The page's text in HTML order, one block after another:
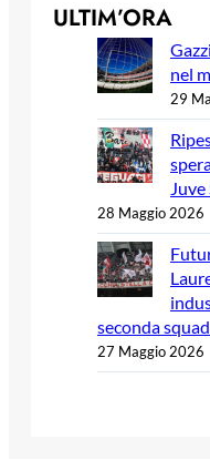
ULTIM’ORA
nel
29
28 Maggio 2026
seconda
27 Maggio 2026